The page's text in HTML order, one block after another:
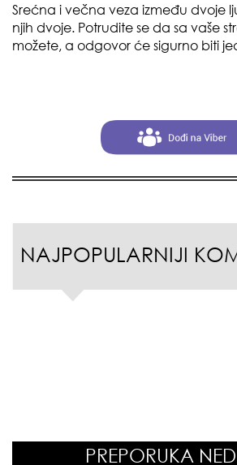
Srećna i večna veza između dvoje
njih dvoje. Potrudite se da sa vaše
možete, a odgovor će sigurno biti
NAJPOPULARNIJI
PREPORUKA